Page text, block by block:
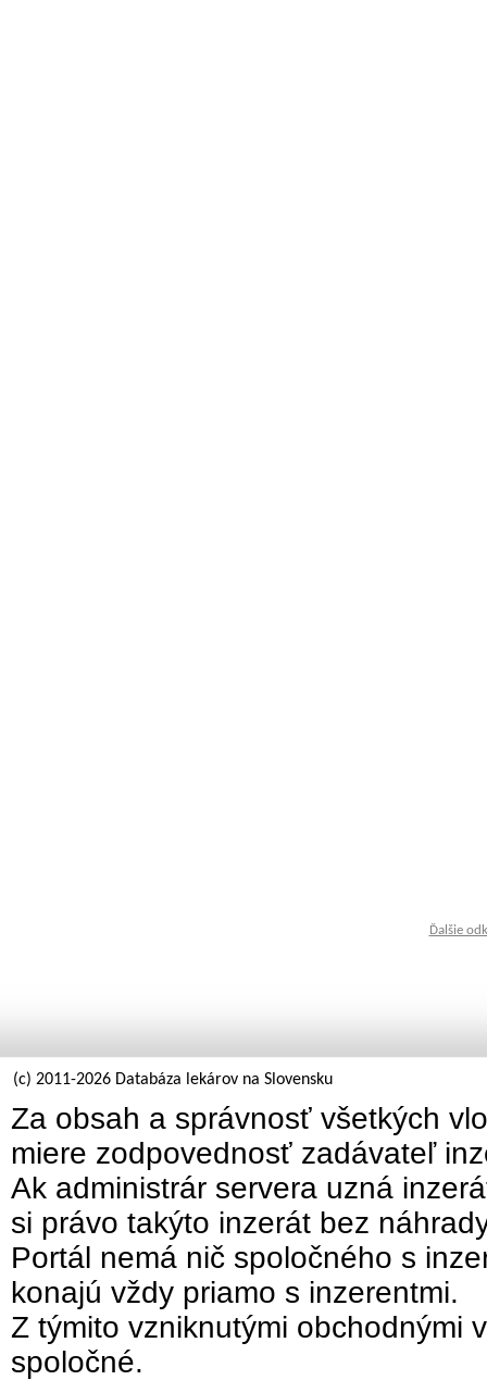
Ďalšie
(c) 2011-2026 Databáza lekárov na Slovensku
Za obsah a správnosť všetkých
miere zodpovednosť zadávateľ
Ak administrár servera uzná
si právo takýto inzerát bez
Portál nemá nič spoločného s
konajú vždy priamo s inzerentmi.
Z týmito vzniknutými obchodnými
spoločné.